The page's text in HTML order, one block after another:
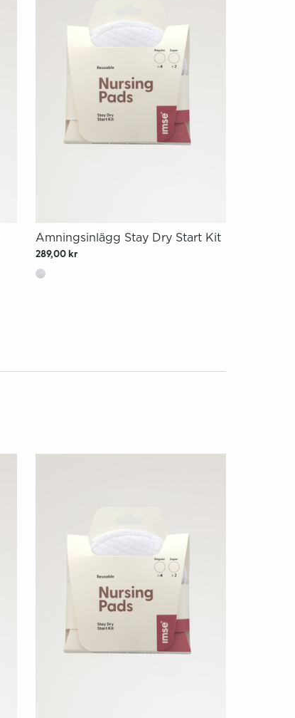
Amningsinlägg Stay Dry Start Kit
289,00 kr